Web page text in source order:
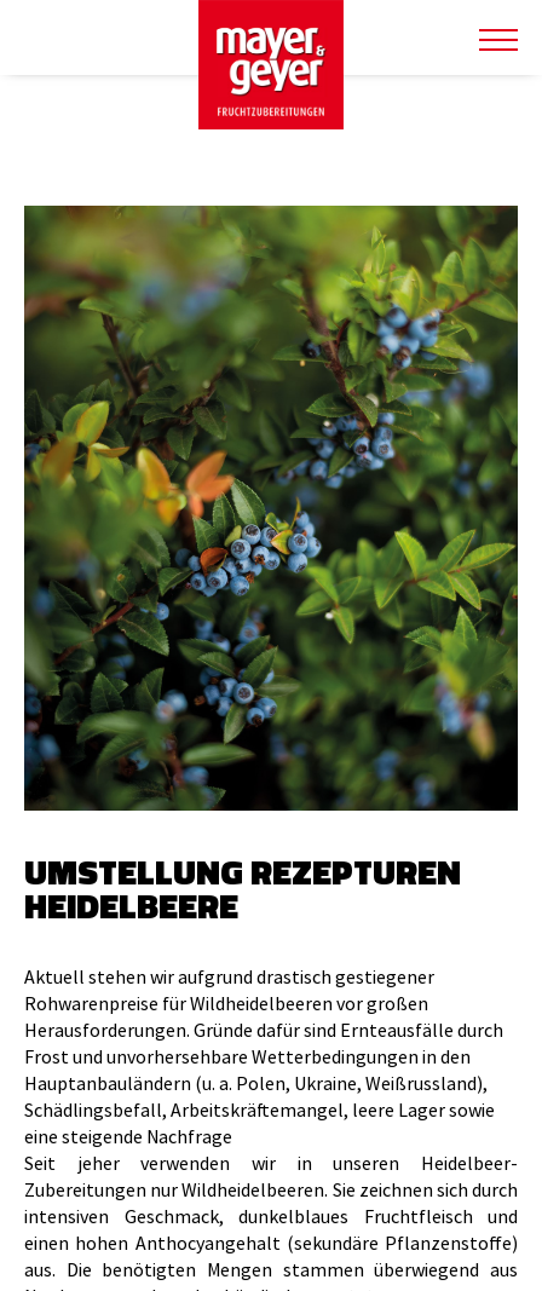
SERVICE
WARENKORB
AKTUELLES
ANMELDEN
UMSTELLUNG REZEPTUREN
HEIDELBEERE
Aktuell stehen wir aufgrund drastisch gestiegener
Rohwarenpreise für Wildheidelbeeren vor großen
Herausforderungen. Gründe dafür sind Ernteausfälle durch
Frost und unvorhersehbare Wetterbedingungen in den
Hauptanbauländern (u. a. Polen, Ukraine, Weißrussland),
Schädlingsbefall, Arbeitskräftemangel, leere Lager sowie
eine steigende Nachfrage
Seit jeher verwenden wir in unseren Heidelbeer-
Zubereitungen nur Wildheidelbeeren. Sie zeichnen sich durch
intensiven Geschmack, dunkelblaues Fruchtfleisch und
einen hohen Anthocyangehalt (sekundäre Pflanzenstoffe)
aus. Die benötigten Mengen stammen überwiegend aus